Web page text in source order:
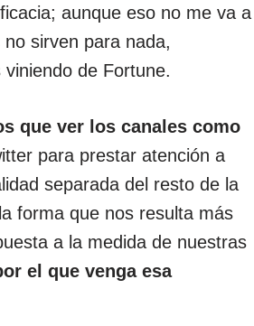
aunque eso no me va a
sirven para nada,
de Fortune.
que ver los canales como
para prestar atención a
separada del resto de la
forma que nos resulta más
a la medida de nuestras
el que venga esa